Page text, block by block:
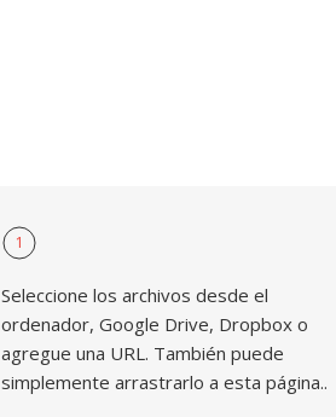
1
Seleccione los archivos desde el
ordenador, Google Drive, Dropbox o
agregue una URL. También puede
simplemente arrastrarlo a esta página..